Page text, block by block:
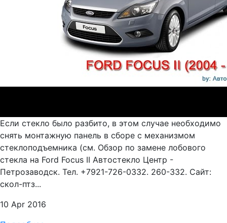
Если стекло было разбито, в этом случае необходимо
снять монтажную панель в сборе с механизмом
стеклоподъемника (см. Обзор по замене лобового
стекла на Ford Focus II Автостекло Центр -
Петрозаводск. Тел. +7921-726-0332. 260-332. Сайт:
скол-птз...
10 Apr 2016